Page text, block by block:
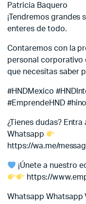
Patricia Baquero
¡Tendremos
enteres de todo.
Contaremos con la
personal corporativo
que necesitas saber
#HNDMexico
#EmprendeHND
¿Tienes dudas?
Whatsapp
https://wa.me/
¡Únete a nuestro
https://
Whatsapp Whatsapp